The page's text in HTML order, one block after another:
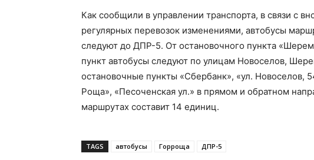
Как сообщили в управлении транспорта, в связи с
регулярных перевозок изменениями, автобусы
следуют до ДПР-5. От остановочного пункта
пункт автобусы следуют по улицам Новоселов,
остановочные пункты «Сбербанк», «ул. Новоселов,
Роща», «Песоченская ул.» в прямом и обратном
маршрутах составит 14 единиц.
TAGS автобусы Горроща ДПР-5